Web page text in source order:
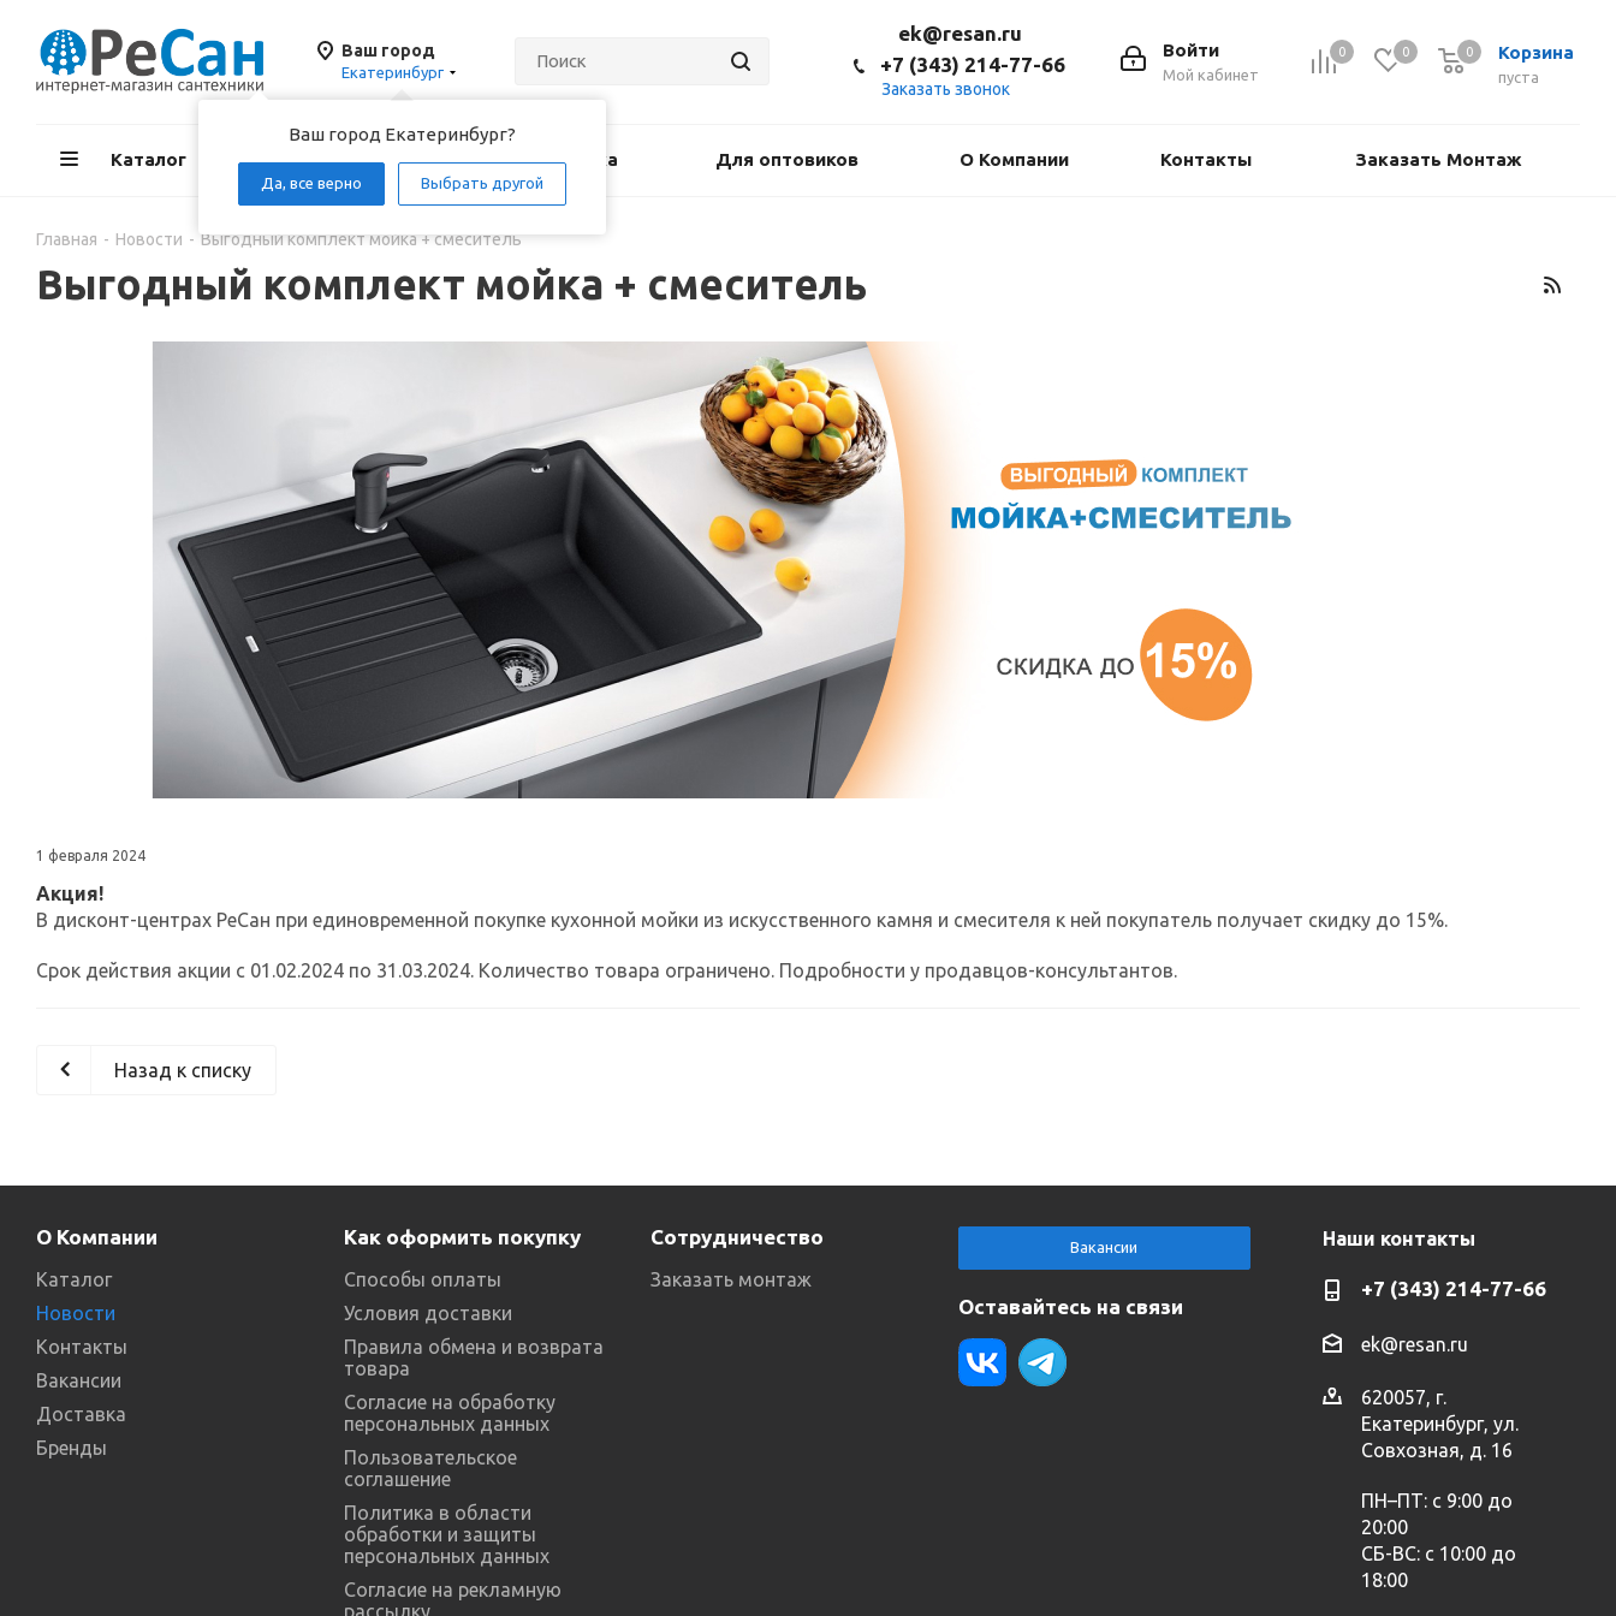
Ваш город
Екатеринбург
Ваш город Екатеринбург?
Да, все верно Выбрать другой
0 0 Корзина
пуста
0
Войти
Мой кабинет
ek@resan.ru
+7 (343) 214-77-66
Заказать звонок
Каталог Акции Доставка Для оптовиков О Компании Контакты Заказать Монтаж
Главная - Новости - Выгодный комплект мойка + смеситель
Выгодный комплект мойка + смеситель
1 февраля 2024
Акция!
В дисконт-центрах РеСан при единовременной покупке кухонной мойки из искусственного камня и смесителя к ней покупатель получает скидку до 15%.
Срок действия акции с 01.02.2024 по 31.03.2024. Количество товара ограничено. Подробности у продавцов-консультантов.
Назад к списку
О Компании
Каталог
Новости
Контакты
Вакансии
Доставка
Бренды
Как оформить покупку
Способы оплаты
Условия доставки
Правила обмена и возврата
товара
Согласие на обработку
персональных данных
Пользовательское
соглашение
Политика в области
обработки и защиты
персональных данных
Согласие на рекламную
рассылку
Сотрудничество
Заказать монтаж
Вакансии
Оставайтесь на связи
Наши контакты
+7 (343) 214-77-66
ek@resan.ru
620057, г.
Екатеринбург, ул.
Совхозная, д. 16
ПН–ПТ: с 9:00 до
20:00
СБ-ВС: с 10:00 до
18:00